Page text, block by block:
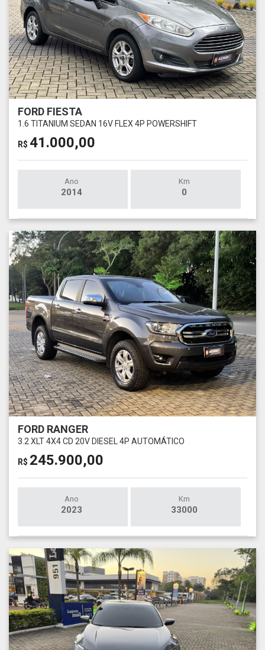
FORD FIESTA
1.6 TITANIUM SEDAN 16V FLEX 4P POWERSHIFT
R$ 41.000,00
Ano
2014
Km
0
FORD RANGER
3.2 XLT 4X4 CD 20V DIESEL 4P AUTOMÁTICO
R$ 245.900,00
Ano
2023
Km
33000